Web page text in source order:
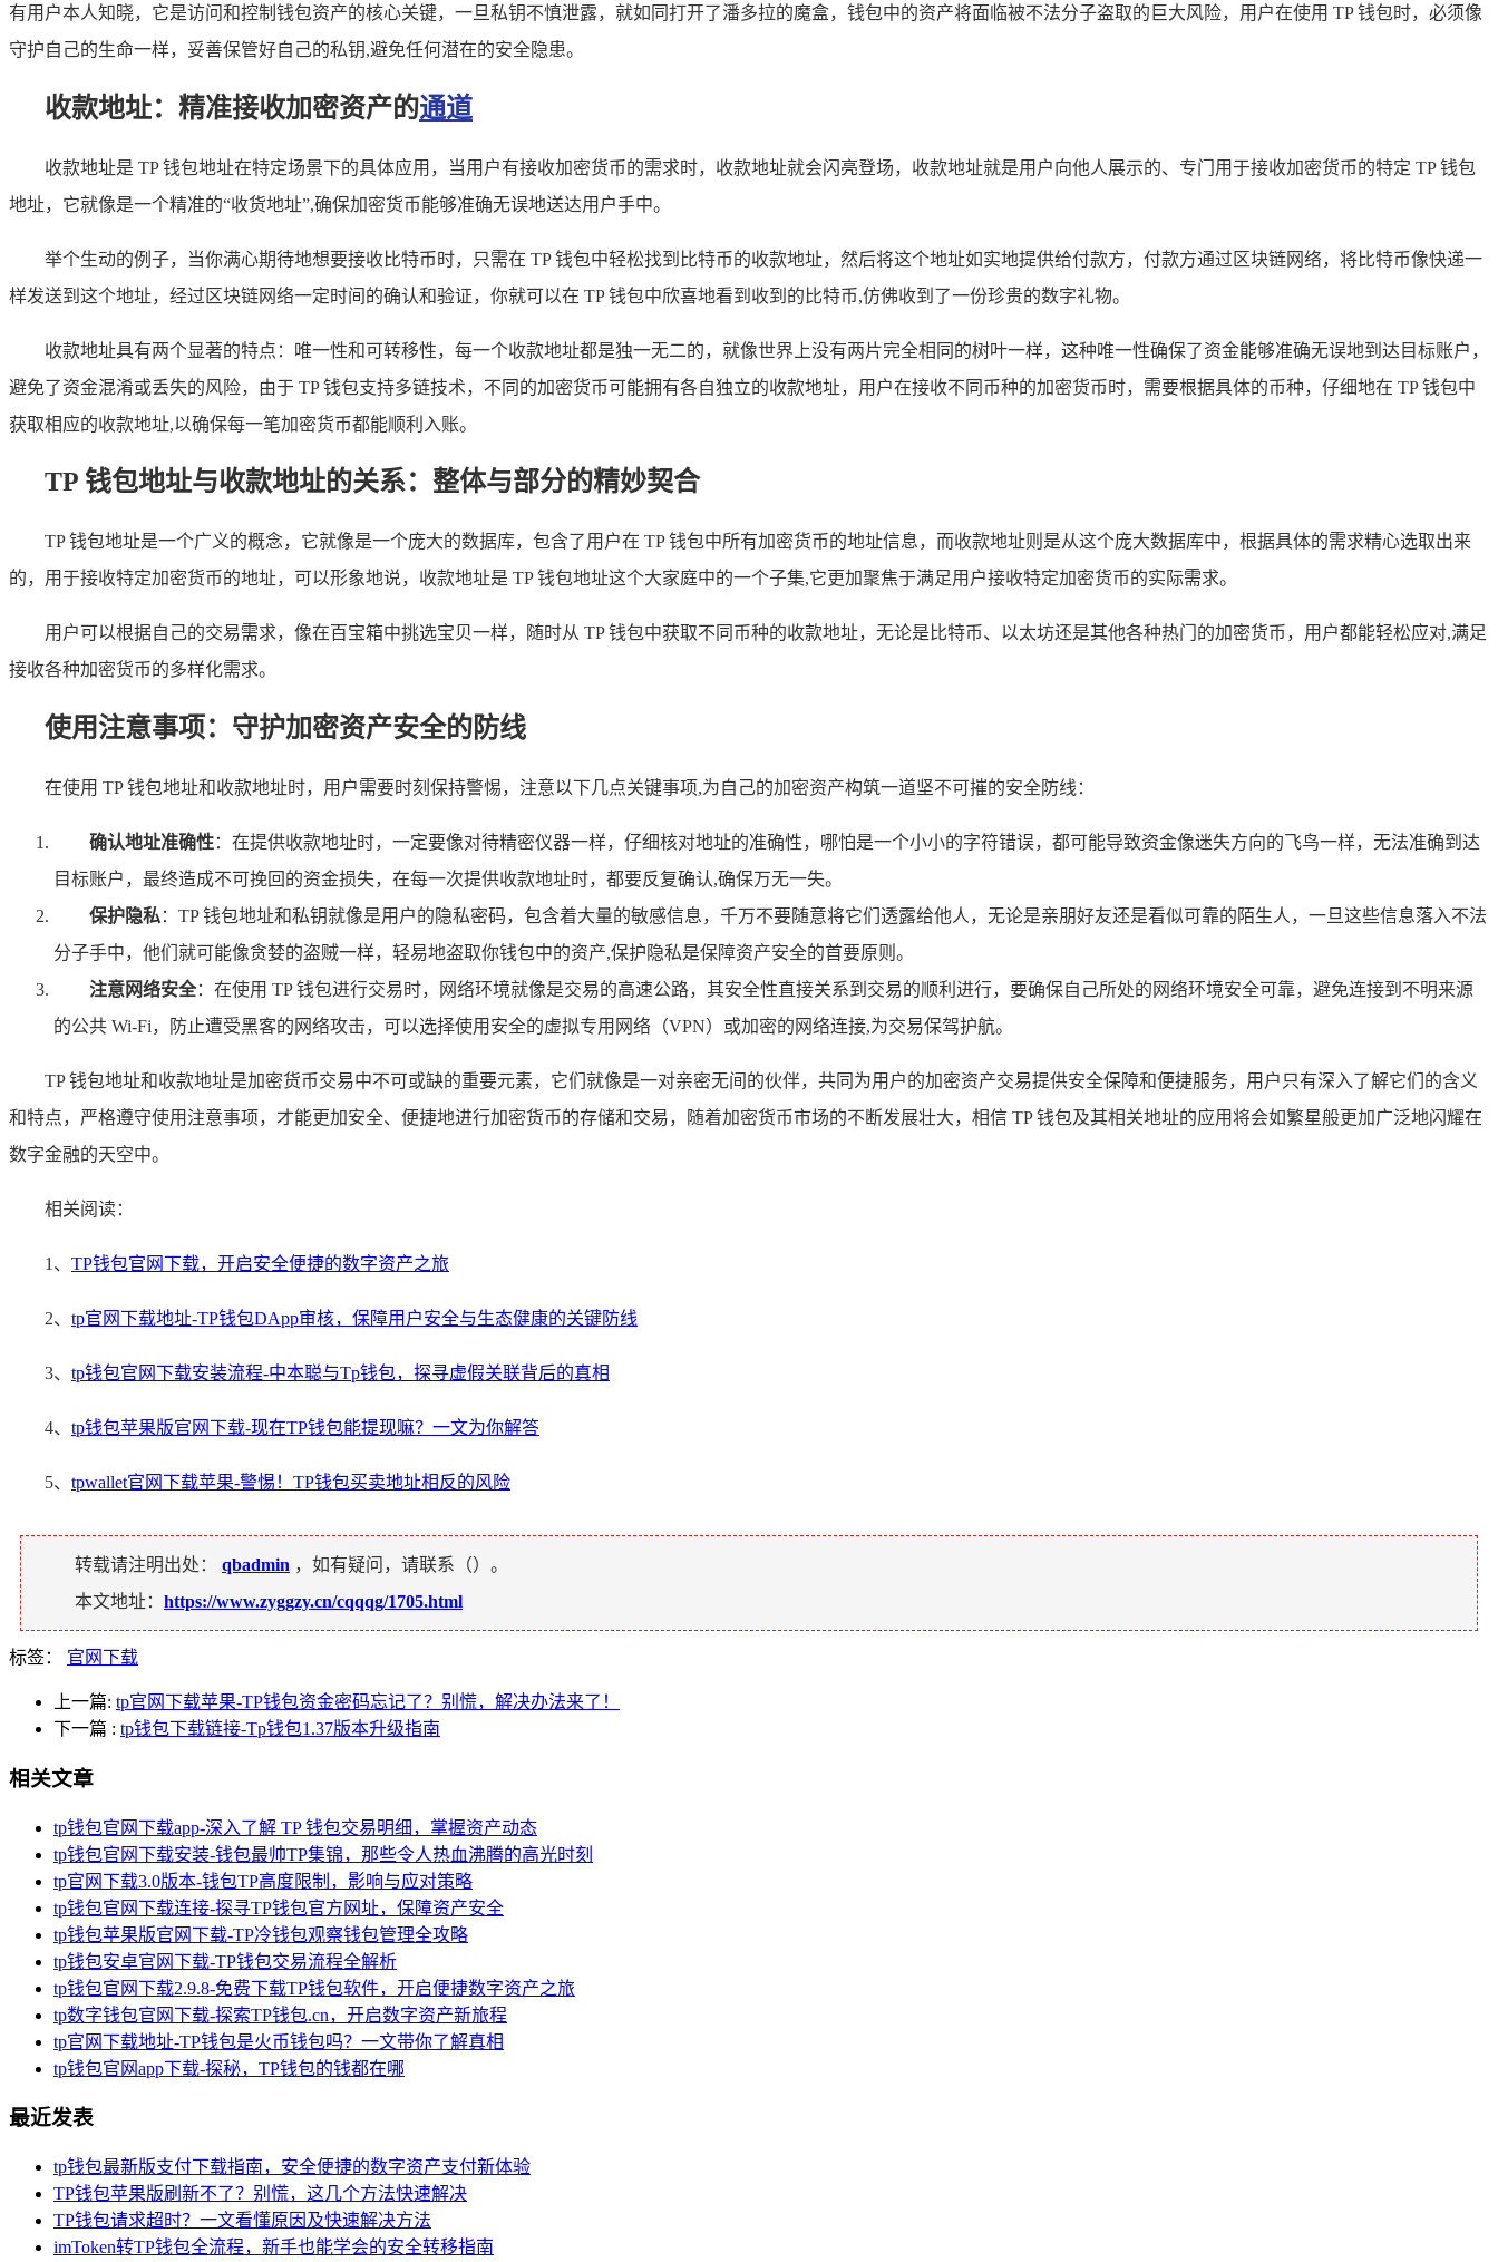
有用户本人知晓，它是访问和控制钱包资产的核心关键，一旦私钥不慎泄露，就如同打开了潘多拉的魔盒，钱包中的资产将面临被不法分子盗取的巨大风险，用户在使用 TP 钱包时，必须像
守护自己的生命一样，妥善保管好自己的私钥,避免任何潜在的安全隐患。
收款地址：精准接收加密资产的通道
收款地址是 TP 钱包地址在特定场景下的具体应用，当用户有接收加密货币的需求时，收款地址就会闪亮登场，收款地址就是用户向他人展示的、专门用于接收加密货币的特定 TP 钱包
地址，它就像是一个精准的“收货地址”,确保加密货币能够准确无误地送达用户手中。
举个生动的例子，当你满心期待地想要接收比特币时，只需在 TP 钱包中轻松找到比特币的收款地址，然后将这个地址如实地提供给付款方，付款方通过区块链网络，将比特币像快递一
样发送到这个地址，经过区块链网络一定时间的确认和验证，你就可以在 TP 钱包中欣喜地看到收到的比特币,仿佛收到了一份珍贵的数字礼物。
收款地址具有两个显著的特点：唯一性和可转移性，每一个收款地址都是独一无二的，就像世界上没有两片完全相同的树叶一样，这种唯一性确保了资金能够准确无误地到达目标账户，
避免了资金混淆或丢失的风险，由于 TP 钱包支持多链技术，不同的加密货币可能拥有各自独立的收款地址，用户在接收不同币种的加密货币时，需要根据具体的币种，仔细地在 TP 钱包中
获取相应的收款地址,以确保每一笔加密货币都能顺利入账。
TP 钱包地址与收款地址的关系：整体与部分的精妙契合
TP 钱包地址是一个广义的概念，它就像是一个庞大的数据库，包含了用户在 TP 钱包中所有加密货币的地址信息，而收款地址则是从这个庞大数据库中，根据具体的需求精心选取出来
的，用于接收特定加密货币的地址，可以形象地说，收款地址是 TP 钱包地址这个大家庭中的一个子集,它更加聚焦于满足用户接收特定加密货币的实际需求。
用户可以根据自己的交易需求，像在百宝箱中挑选宝贝一样，随时从 TP 钱包中获取不同币种的收款地址，无论是比特币、以太坊还是其他各种热门的加密货币，用户都能轻松应对,满足
接收各种加密货币的多样化需求。
使用注意事项：守护加密资产安全的防线
在使用 TP 钱包地址和收款地址时，用户需要时刻保持警惕，注意以下几点关键事项,为自己的加密资产构筑一道坚不可摧的安全防线：
确认地址准确性：在提供收款地址时，一定要像对待精密仪器一样，仔细核对地址的准确性，哪怕是一个小小的字符错误，都可能导致资金像迷失方向的飞鸟一样，无法准确到达
目标账户，最终造成不可挽回的资金损失，在每一次提供收款地址时，都要反复确认,确保万无一失。
保护隐私：TP 钱包地址和私钥就像是用户的隐私密码，包含着大量的敏感信息，千万不要随意将它们透露给他人，无论是亲朋好友还是看似可靠的陌生人，一旦这些信息落入不法
分子手中，他们就可能像贪婪的盗贼一样，轻易地盗取你钱包中的资产,保护隐私是保障资产安全的首要原则。
注意网络安全：在使用 TP 钱包进行交易时，网络环境就像是交易的高速公路，其安全性直接关系到交易的顺利进行，要确保自己所处的网络环境安全可靠，避免连接到不明来源
的公共 Wi-Fi，防止遭受黑客的网络攻击，可以选择使用安全的虚拟专用网络（VPN）或加密的网络连接,为交易保驾护航。
TP 钱包地址和收款地址是加密货币交易中不可或缺的重要元素，它们就像是一对亲密无间的伙伴，共同为用户的加密资产交易提供安全保障和便捷服务，用户只有深入了解它们的含义
和特点，严格遵守使用注意事项，才能更加安全、便捷地进行加密货币的存储和交易，随着加密货币市场的不断发展壮大，相信 TP 钱包及其相关地址的应用将会如繁星般更加广泛地闪耀在
数字金融的天空中。
相关阅读：
1、 TP钱包官网下载，开启安全便捷的数字资产之旅
2、 tp官网下载地址-TP钱包DApp审核，保障用户安全与生态健康的关键防线
3、 tp钱包官网下载安装流程-中本聪与Tp钱包，探寻虚假关联背后的真相
4、 tp钱包苹果版官网下载-现在TP钱包能提现嘛？一文为你解答
5、 tpwallet官网下载苹果-警惕！TP钱包买卖地址相反的风险
转载请注明出处： qbadmin ，如有疑问，请联系（）。
本文地址： https://www.zyggzy.cn/cqqqg/1705.html
标签： 官网下载
上一篇: tp官网下载苹果-TP钱包资金密码忘记了？别慌，解决办法来了！
下一篇 : tp钱包下载链接-Tp钱包1.37版本升级指南
相关文章
tp钱包官网下载app-深入了解 TP 钱包交易明细，掌握资产动态
tp钱包官网下载安装-钱包最帅TP集锦，那些令人热血沸腾的高光时刻
tp官网下载3.0版本-钱包TP高度限制，影响与应对策略
tp钱包官网下载连接-探寻TP钱包官方网址，保障资产安全
tp钱包苹果版官网下载-TP冷钱包观察钱包管理全攻略
tp钱包安卓官网下载-TP钱包交易流程全解析
tp钱包官网下载2.9.8-免费下载TP钱包软件，开启便捷数字资产之旅
tp数字钱包官网下载-探索TP钱包.cn，开启数字资产新旅程
tp官网下载地址-TP钱包是火币钱包吗？一文带你了解真相
tp钱包官网app下载-探秘，TP钱包的钱都在哪
最近发表
tp钱包最新版支付下载指南，安全便捷的数字资产支付新体验
TP钱包苹果版刷新不了？别慌，这几个方法快速解决
TP钱包请求超时？一文看懂原因及快速解决方法
imToken转TP钱包全流程，新手也能学会的安全转移指南